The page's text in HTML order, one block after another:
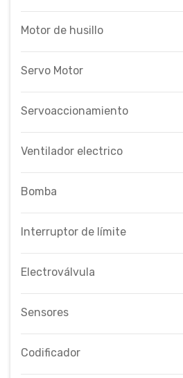
Motor de husillo
Servo Motor
Servoaccionamiento
Ventilador electrico
Bomba
Interruptor de límite
Electroválvula
Sensores
Codificador